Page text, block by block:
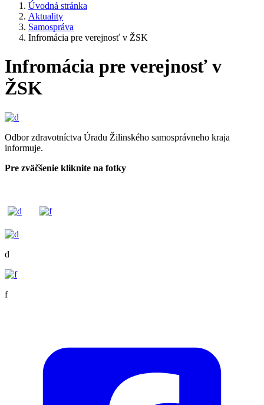
Úvodná stránka
Aktuality
Samospráva
Infromácia pre verejnosť v ŽSK
Infromácia pre verejnosť v
ŽSK
Odbor zdravotníctva Úradu Žilinského samosprávneho kraja
informuje.
Pre zväčšenie kliknite na fotky
d
f